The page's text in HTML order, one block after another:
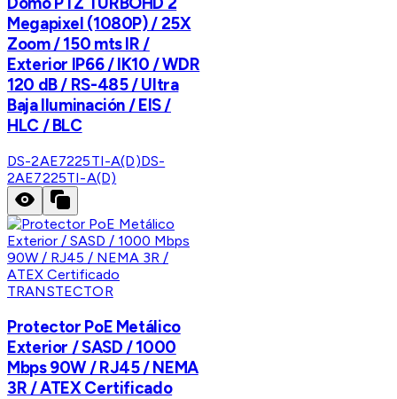
Megapixel (1080P) / 25X
Zoom / 150 mts IR /
Exterior IP66 / IK10 / WDR
120 dB / RS-485 / Ultra
Baja Iluminación / EIS /
HLC / BLC
DS-2AE7225TI-A(D)DS-
2AE7225TI-A(D)
TRANSTECTOR
Protector PoE Metálico
Exterior / SASD / 1000
Mbps 90W / RJ45 / NEMA
3R / ATEX Certificado